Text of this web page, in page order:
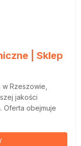
| Sklep
Rzeszowie,
jakości
Oferta obejmuje